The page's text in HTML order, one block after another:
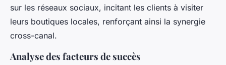
sur les réseaux sociaux, incitant les clients à visiter
leurs boutiques locales, renforçant ainsi la synergie
cross-canal.
Analyse des facteurs de succès